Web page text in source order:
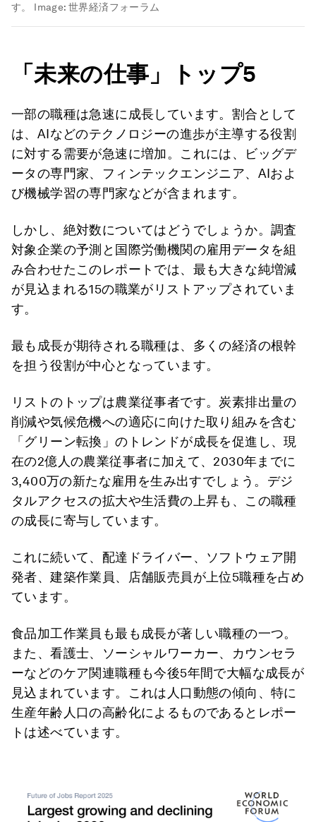
す。 Image:世界経済フォーラム
「未来の仕事」トップ5
一部の職種は急速に成長しています。割合として
は、AIなどのテクノロジーの進歩が主導する役割
に対する需要が急速に増加。これには、ビッグデ
ータの専門家、フィンテックエンジニア、AIおよ
び機械学習の専門家などが含まれます。
しかし、絶対数についてはどうでしょうか。調査
対象企業の予測と国際労働機関の雇用データを組
み合わせたこのレポートでは、最も大きな純増減
が見込まれる15の職業がリストアップされていま
す。
最も成長が期待される職種は、多くの経済の根幹
を担う役割が中心となっています。
リストのトップは農業従事者です。炭素排出量の
削減や気候危機への適応に向けた取り組みを含む
「グリーン転換」のトレンドが成長を促進し、現
在の2億人の農業従事者に加えて、2030年までに
3,400万の新たな雇用を生み出すでしょう。デジ
タルアクセスの拡大や生活費の上昇も、この職種
の成長に寄与しています。
これに続いて、配達ドライバー、ソフトウェア開
発者、建築作業員、店舗販売員が上位5職種を占め
ています。
食品加工作業員も最も成長が著しい職種の一つ。
また、看護士、ソーシャルワーカー、カウンセラ
ーなどのケア関連職種も今後5年間で大幅な成長が
見込まれています。これは人口動態の傾向、特に
生産年齢人口の高齢化によるものであるとレポー
トは述べています。